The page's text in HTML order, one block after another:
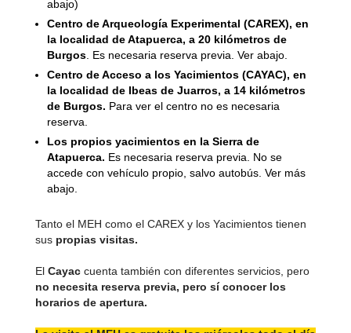
abajo)
Centro de Arqueología Experimental (CAREX), en
la localidad de Atapuerca, a 20 kilómetros de
Burgos. Es necesaria reserva previa. Ver abajo.
Centro de Acceso a los Yacimientos (CAYAC), en
la localidad de Ibeas de Juarros, a 14 kilómetros
de Burgos. Para ver el centro no es necesaria
reserva.
Los propios yacimientos en la Sierra de
Atapuerca. Es necesaria reserva previa. No se
accede con vehículo propio, salvo autobús. Ver más
abajo.
Tanto el MEH como el CAREX y los Yacimientos tienen
sus propias visitas.
El Cayaccuenta también con diferentes servicios, pero
no necesita reserva previa, pero sí conocer los
horarios de apertura.